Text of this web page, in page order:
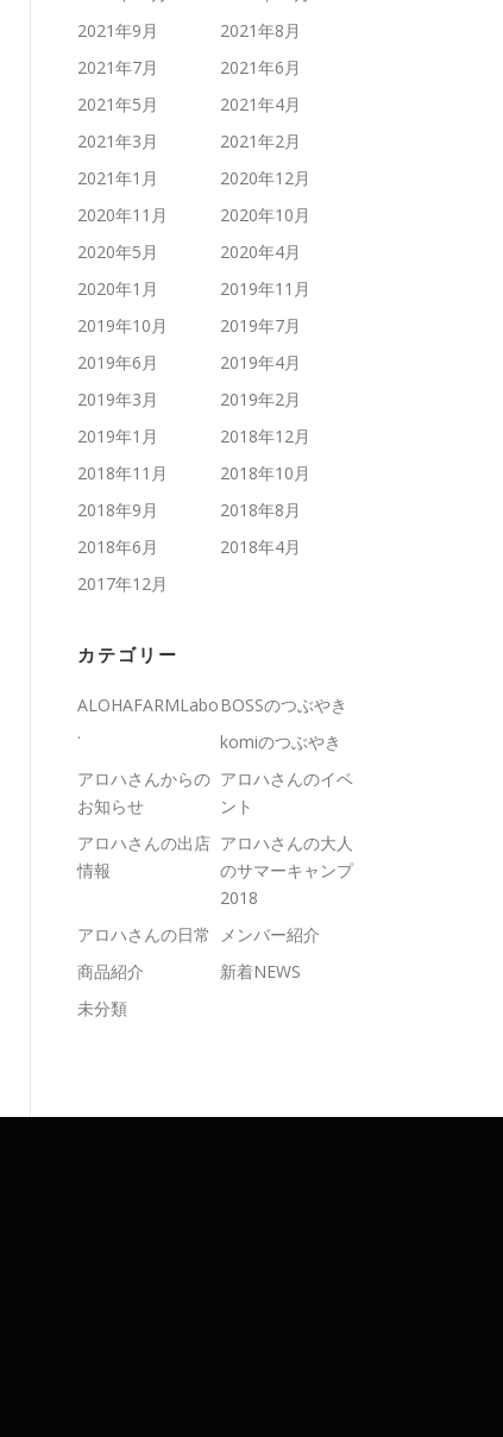
2021年9月
2021年8月
2021年7月
2021年6月
2021年5月
2021年4月
2021年3月
2021年2月
2021年1月
2020年12月
2020年11月
2020年10月
2020年5月
2020年4月
2020年1月
2019年11月
2019年10月
2019年7月
2019年6月
2019年4月
2019年3月
2019年2月
2019年1月
2018年12月
2018年11月
2018年10月
2018年9月
2018年8月
2018年6月
2018年4月
2017年12月
カテゴリー
ALOHAFARMLabo
.
BOSSのつぶやき
komiのつぶやき
アロハさんからの
お知らせ
アロハさんのイベ
ント
アロハさんの出店
情報
アロハさんの大人
のサマーキャンプ
2018
アロハさんの日常
メンバー紹介
商品紹介
新着NEWS
未分類